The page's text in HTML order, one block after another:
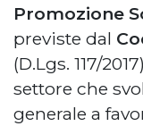
Promozione
previste dal
(D.Lgs. 117/
settore che
generale a